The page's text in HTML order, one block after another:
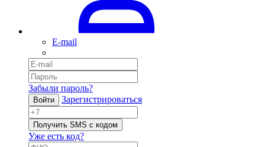
E-mail
Забыли пароль?
Войти Зарегистрироваться
Получить SMS с кодом
Уже есть код?